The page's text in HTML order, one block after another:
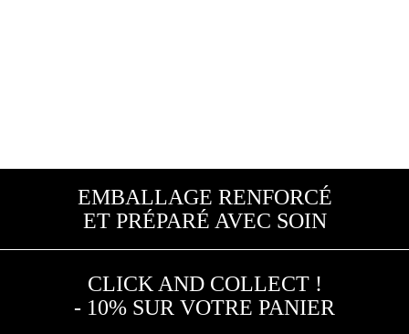
EMBALLAGE RENFORCÉ
ET PRÉPARÉ AVEC SOIN
CLICK AND COLLECT !
- 10% SUR VOTRE PANIER